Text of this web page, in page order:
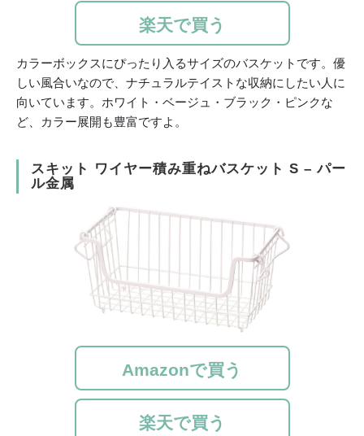
楽天で買う
カラーボックスにぴったり入るサイズのバスケットです。優
しい風合いなので、ナチュラルテイストな収納にしたい人に
向いています。ホワイト・ベージュ・ブラック・ピンクな
ど、カラー展開も豊富ですよ。
スキット ワイヤー積み重ねバスケット S – パー
ル金属
Amazonで買う
楽天で買う